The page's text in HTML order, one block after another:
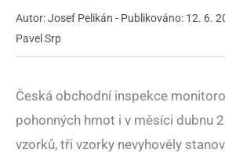
Autor: Josef Pelikán - Publikováno: 12. 6.
Pavel Srp
Česká obchodní inspekce
pohonných hmot i v měsíci dubnu
vzorků, tři vzorky nevyhověly